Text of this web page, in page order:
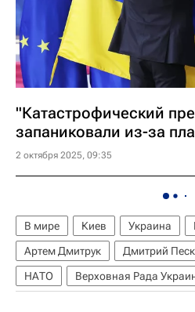
"Катастрофический
запаниковали из-за
2 октября 2025, 09:35
В мире Киев Украина
Артем Дмитрук
Дмитрий
НАТО
Верховная Рада